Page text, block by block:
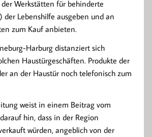
Werkstätten für behinderte
Lebenshilfe ausgeben und an
zum Kauf anbieten.
Harburg distanziert sich
Haustürgeschäften. Produkte der
an der Haustür noch telefonisch zum
weist in einem Beitrag vom
hin, dass in der Region
würden, angeblich von der